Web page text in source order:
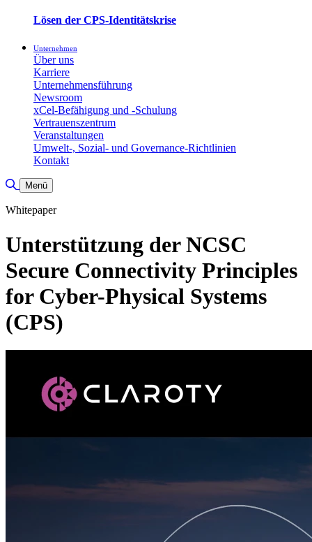
Lösen der CPS-Identitätskrise
Unternehmen
Über uns
Karriere
Unternehmensführung
Newsroom
xCel-Befähigung und -Schulung
Vertrauenszentrum
Veranstaltungen
Umwelt-, Sozial- und Governance-Richtlinien
Kontakt
Suche umschalten
Menü
Whitepaper
Unterstützung der NCSC
Secure Connectivity Principles
for Cyber-Physical Systems
(CPS)